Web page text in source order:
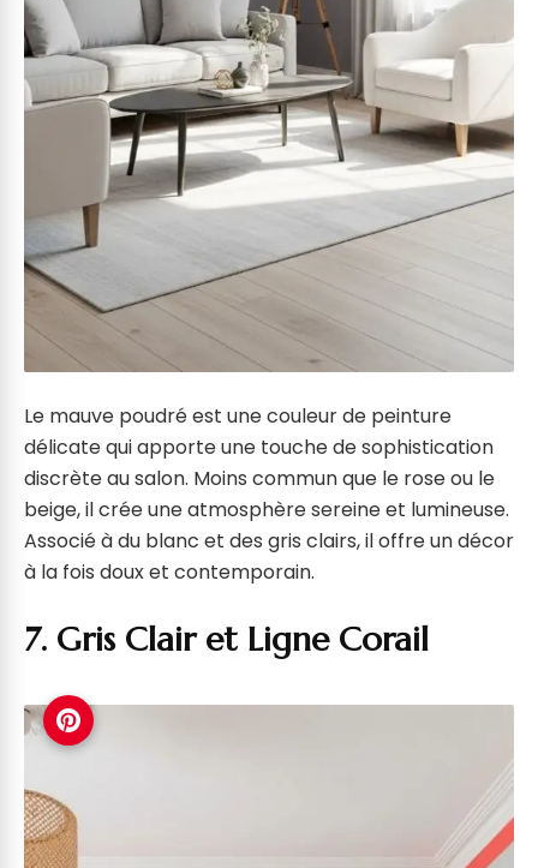
Le mauve poudré est une couleur de peinture
délicate qui apporte une touche de sophistication
discrète au salon. Moins commun que le rose ou le
beige, il crée une atmosphère sereine et lumineuse.
Associé à du blanc et des gris clairs, il offre un décor
à la fois doux et contemporain.
7. Gris Clair et Ligne Corail